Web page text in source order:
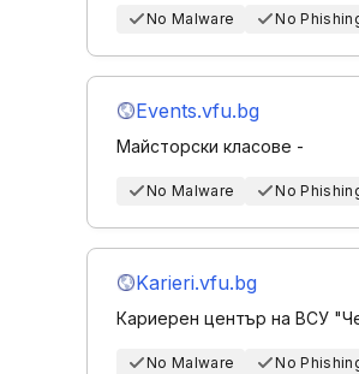
No Malware No
Events.vfu.bg
Майсторски класове -
No Malware No
Karieri.vfu.bg
Кариерен център на ВСУ
No Malware No